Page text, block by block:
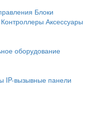
Блоки
Контроллеры Аксессуары
оборудование
IP-вызывные панели